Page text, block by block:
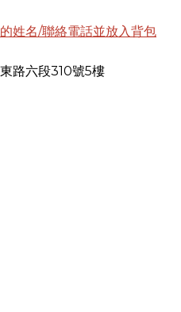
姓名/聯絡電話並放入背包
路六段310號5樓